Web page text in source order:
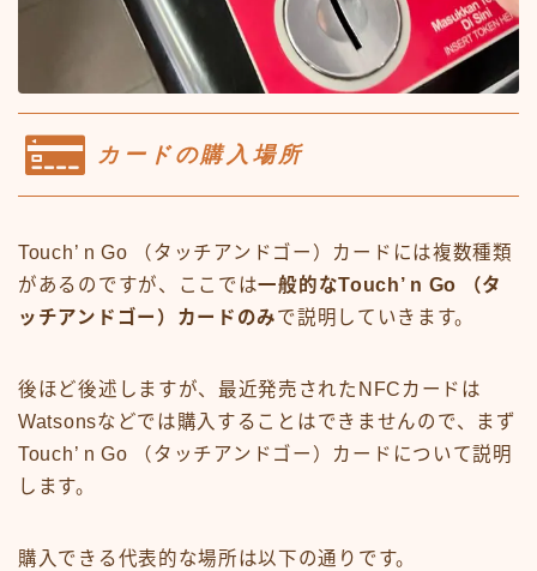
カードの購入場所
Touch’ n Go （タッチアンドゴー）カードには複数種類
があるのですが、ここでは一般的なTouch’ n Go （タ
ッチアンドゴー）カードのみで説明していきます。
後ほど後述しますが、最近発売されたNFCカードは
Watsonsなどでは購入することはできませんので、まず
Touch’ n Go （タッチアンドゴー）カードについて説明
します。
購入できる代表的な場所は以下の通りです。